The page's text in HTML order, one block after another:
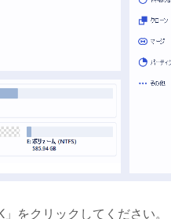
をクリックしてください。